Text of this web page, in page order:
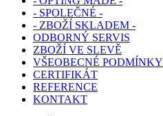
- SPOLEČNÉ -
- ZBOŽÍ SKLADEM -
ODBORNÝ SERVIS
ZBOŽÍ VE SLEVĚ
VŠEOBECNÉ PODMÍNKY
CERTIFIKÁT
REFERENCE
KONTAKT